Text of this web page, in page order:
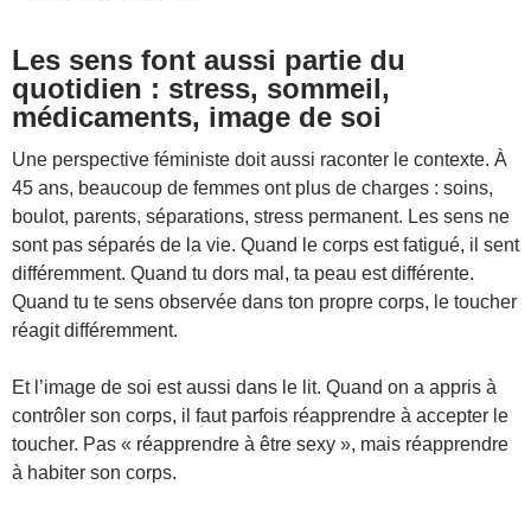
Les sens font aussi partie du
quotidien : stress, sommeil,
médicaments, image de soi
Une perspective féministe doit aussi raconter le contexte. À
45 ans, beaucoup de femmes ont plus de charges : soins,
boulot, parents, séparations, stress permanent. Les sens ne
sont pas séparés de la vie. Quand le corps est fatigué, il sent
différemment. Quand tu dors mal, ta peau est différente.
Quand tu te sens observée dans ton propre corps, le toucher
réagit différemment.
Et l’image de soi est aussi dans le lit. Quand on a appris à
contrôler son corps, il faut parfois réapprendre à accepter le
toucher. Pas « réapprendre à être sexy », mais réapprendre
à habiter son corps.